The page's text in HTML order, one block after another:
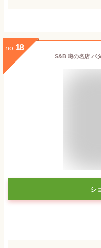
no. 18
S&B 噂の名店 バ
シ